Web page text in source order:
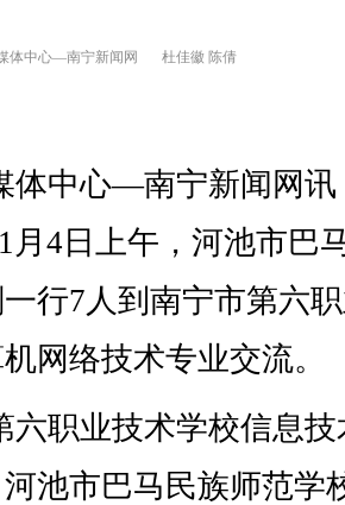
体中心—南宁新闻网 杜佳徽 陈倩
体中心—南宁新闻网讯
月4日上午，河池市巴
行7人到南宁市第六
网络技术专业交流。
六职业技术学校信息
池市巴马民族师范学